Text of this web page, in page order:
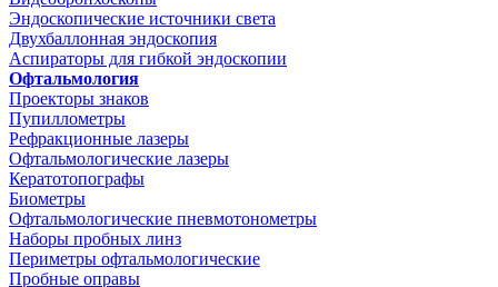
Эндоскопические источники света
Двухбаллонная эндоскопия
Аспираторы для гибкой эндоскопии
Офтальмология
Проекторы знаков
Пупиллометры
Рефракционные лазеры
Офтальмологические лазеры
Кератотопографы
Биометры
Офтальмологические пневмотонометры
Наборы пробных линз
Периметры офтальмологические
Пробные оправы